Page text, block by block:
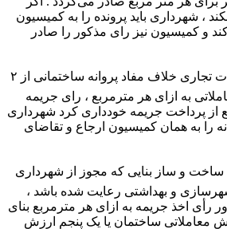
، شهرداری باید پرونده را به کمیسیون
و کمیسیون نیز رای مذکور را صادر
برای اضافات تجاری خلاف مفاد پروانه ساختمانی از ۲
معاملاتی به ازای هر مترمربع ، رای جریمه
از پرداخت جریمه خودداری کرد شهرداری
را به همان کمیسیون ارجاع و تقاضای
و ساز بنایی که مجوز از شهرداری
و بهداشتی رعایت شده باشد ،
رأی اخذ جریمه به ازای هر مترمربع بنای
معاملاتی ساختمان یا یک پنجم ارزش